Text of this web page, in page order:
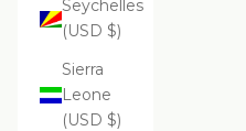
Seychelles
(USD $)
Sierra
Leone
(USD $)